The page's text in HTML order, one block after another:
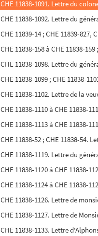
CHE 11838-1091. Lettre du
CHE 11838-1092. Lettre du
CHE 11839-14 ; CHE 11839-
CHE 11838-158 à CHE 11838-
CHE 11838-1098. Lettre du
CHE 11838-1099 ; CHE 11838-
CHE 11838-1102. Lettre de la
CHE 11838-1110 à CHE 11838-
CHE 11838-1113 à CHE 11838-
CHE 11838-52 ; CHE 11838-54.
CHE 11838-1119. Lettre du
CHE 11838-1120 à CHE 11838-
CHE 11838-1124 à CHE 11838-
CHE 11838-1126. Lettre de
CHE 11838-1127. Lettre de
CHE 11838-1133. Lettre